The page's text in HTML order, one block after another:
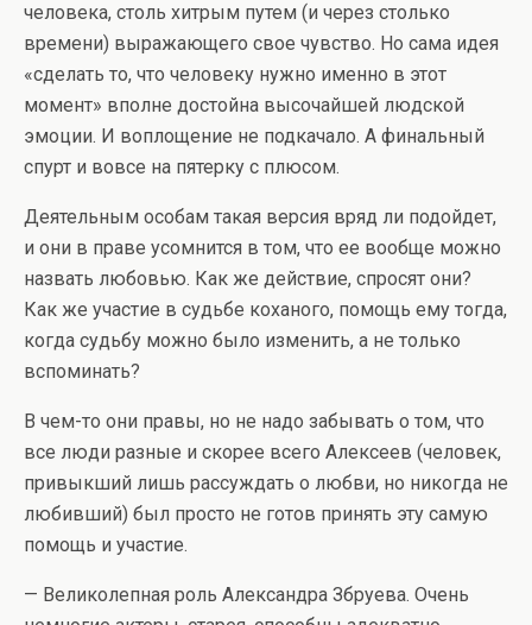
человека, столь хитрым путем (и через столько
времени) выражающего свое чувство. Но сама идея
«сделать то, что человеку нужно именно в этот
момент» вполне достойна высочайшей людской
эмоции. И воплощение не подкачало. А финальный
спурт и вовсе на пятерку с плюсом.
Деятельным особам такая версия вряд ли подойдет,
и они в праве усомнится в том, что ее вообще можно
назвать любовью. Как же действие, спросят они?
Как же участие в судьбе коханого, помощь ему тогда,
когда судьбу можно было изменить, а не только
вспоминать?
В чем-то они правы, но не надо забывать о том, что
все люди разные и скорее всего Алексеев (человек,
привыкший лишь рассуждать о любви, но никогда не
любивший) был просто не готов принять эту самую
помощь и участие.
— Великолепная роль Александра Збруева. Очень